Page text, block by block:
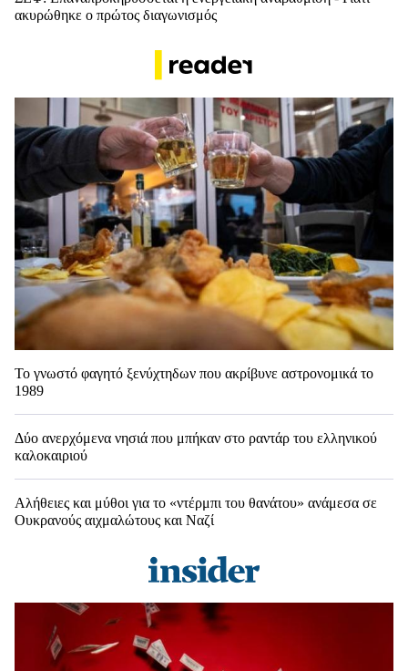
ακυρώθηκε ο πρώτος διαγωνισμός
Το γνωστό φαγητό ξενύχτηδων που ακρίβυνε αστρονομικά το
1989
Δύο ανερχόμενα νησιά που μπήκαν στο ραντάρ του ελληνικού
καλοκαιριού
Αλήθειες και μύθοι για το «ντέρμπι του θανάτου» ανάμεσα σε
Ουκρανούς αιχμαλώτους και Ναζί